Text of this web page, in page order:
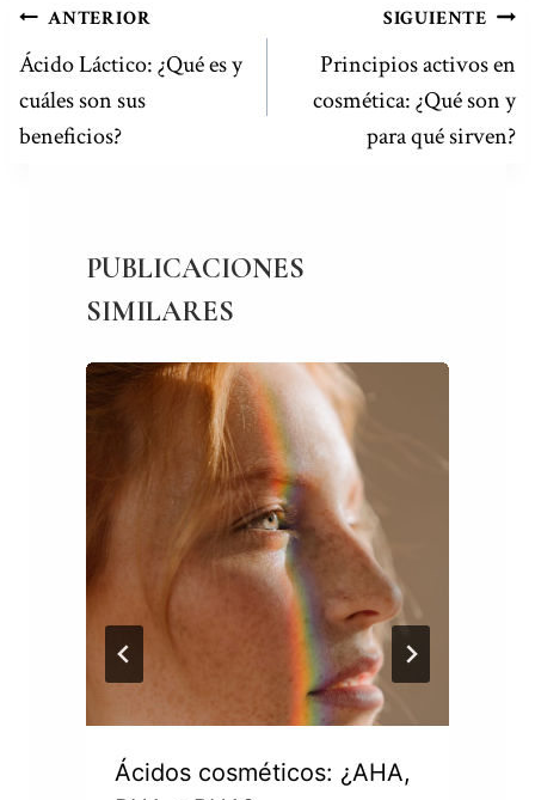
NAVEGACIÓN
DE
ENTRADAS
ANTERIOR
Ácido Láctico: ¿Qué es y
cuáles son sus
beneficios?
SIGUIENTE
Principios activos en
cosmética: ¿Qué son y
para qué sirven?
PUBLICACIONES
SIMILARES
Ácidos cosméticos: ¿AHA,